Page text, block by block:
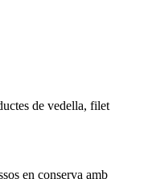
de vedella, filet